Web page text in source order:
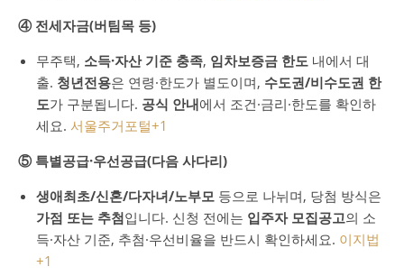
④ 전세자금(버팀목 등)
무주택, 소득·자산 기준 충족, 임차보증금 한도 내에서 대
출. 청년전용은 연령·한도가 별도이며, 수도권/비수도권 한
도가 구분됩니다. 공식 안내에서 조건·금리·한도를 확인하
세요. 서울주거포털+1
⑤ 특별공급·우선공급(다음 사다리)
생애최초/신혼/다자녀/노부모 등으로 나뉘며, 당첨 방식은
가점 또는 추첨입니다. 신청 전에는 입주자 모집공고의 소
득·자산 기준, 추첨·우선비율을 반드시 확인하세요. 이지법
+1